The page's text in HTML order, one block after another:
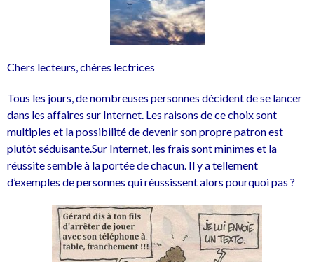
Chers lecteurs, chères lectrices
Tous les jours, de nombreuses personnes décident de se lancer
dans les affaires sur Internet. Les raisons de ce choix sont
multiples et la possibilité de devenir son propre patron est
plutôt séduisante.Sur Internet, les frais sont minimes et la
réussite semble à la portée de chacun. Il y a tellement
d’exemples de personnes qui réussissent alors pourquoi pas ?